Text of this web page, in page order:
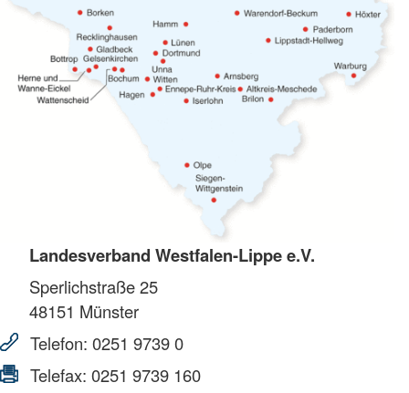
Landesverband Westfalen-Lippe e.V.
Sperlichstraße 25
48151 Münster
Telefon: 0251 9739 0
Telefax: 0251 9739 160